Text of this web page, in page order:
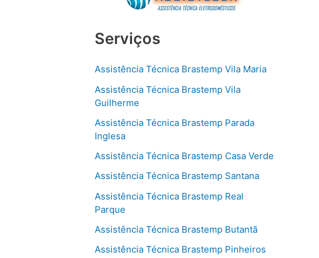
Serviços
Assistência Técnica Brastemp Vila Maria
Assistência Técnica Brastemp Vila
Guilherme
Assistência Técnica Brastemp Parada
Inglesa
Assistência Técnica Brastemp Casa Verde
Assistência Técnica Brastemp Santana
Assistência Técnica Brastemp Real
Parque
Assistência Técnica Brastemp Butantã
Assistência Técnica Brastemp Pinheiros